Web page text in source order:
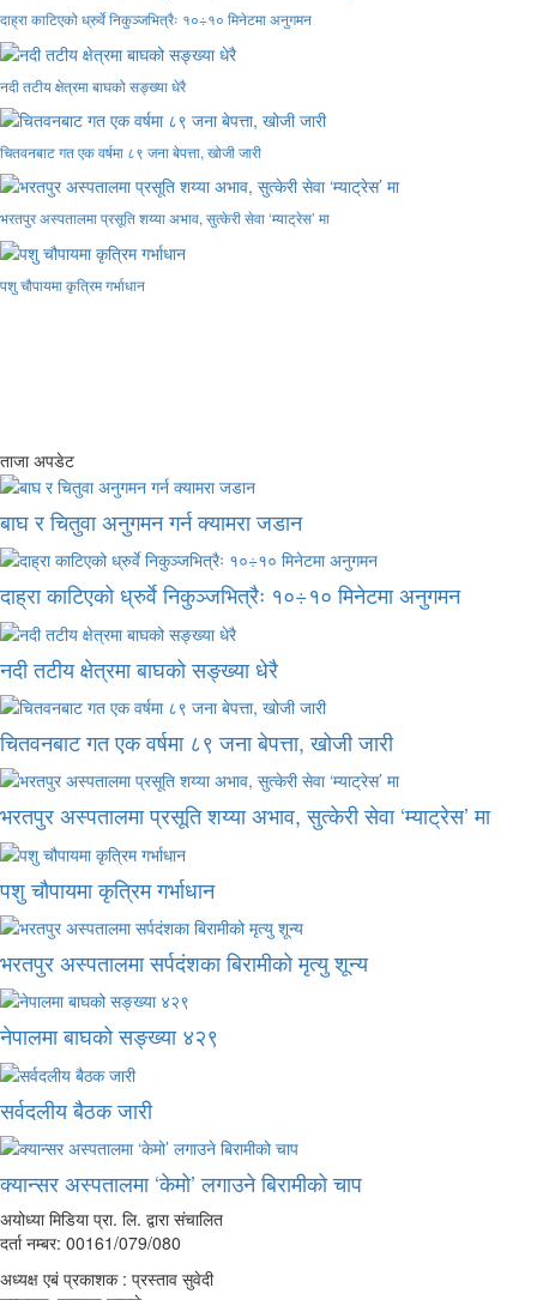
दाह्रा काटिएको ध्रुर्वे निकुञ्जभित्रैः १०÷१० मिनेटमा अनुगमन
नदी तटीय क्षेत्रमा बाघको सङ्ख्या धेरै
चितवनबाट गत एक वर्षमा ८९ जना बेपत्ता, खोजी जारी
भरतपुर अस्पतालमा प्रसूति शय्या अभाव, सुत्केरी सेवा ‘म्याट्रेस’ मा
पशु चौपायमा कृत्रिम गर्भाधान
ताजा अपडेट
बाघ र चितुवा अनुगमन गर्न क्यामरा जडान
दाह्रा काटिएको ध्रुर्वे निकुञ्जभित्रैः १०÷१० मिनेटमा अनुगमन
नदी तटीय क्षेत्रमा बाघको सङ्ख्या धेरै
चितवनबाट गत एक वर्षमा ८९ जना बेपत्ता, खोजी जारी
भरतपुर अस्पतालमा प्रसूति शय्या अभाव, सुत्केरी सेवा ‘म्याट्रेस’ मा
पशु चौपायमा कृत्रिम गर्भाधान
भरतपुर अस्पतालमा सर्पदंशका बिरामीको मृत्यु शून्य
नेपालमा बाघको सङ्ख्या ४२९
सर्वदलीय बैठक जारी
क्यान्सर अस्पतालमा ‘केमो’ लगाउने बिरामीको चाप
अयोध्या मिडिया प्रा. लि. द्वारा संचालित
दर्ता नम्बर: 00161/079/080
अध्यक्ष एबं प्रकाशक : प्रस्ताव सुवेदी